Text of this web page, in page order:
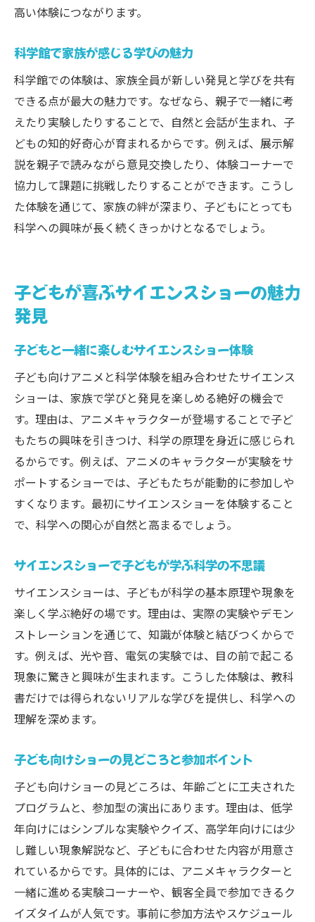
高い体験につながります。
科学館で家族が感じる学びの魅力
科学館での体験は、家族全員が新しい発見と学びを共有
できる点が最大の魅力です。なぜなら、親子で一緒に考
えたり実験したりすることで、自然と会話が生まれ、子
どもの知的好奇心が育まれるからです。例えば、展示解
説を親子で読みながら意見交換したり、体験コーナーで
協力して課題に挑戦したりすることができます。こうし
た体験を通じて、家族の絆が深まり、子どもにとっても
科学への興味が長く続くきっかけとなるでしょう。
子どもが喜ぶサイエンスショーの魅力
発見
子どもと一緒に楽しむサイエンスショー体験
子ども向けアニメと科学体験を組み合わせたサイエンス
ショーは、家族で学びと発見を楽しめる絶好の機会で
す。理由は、アニメキャラクターが登場することで子ど
もたちの興味を引きつけ、科学の原理を身近に感じられ
るからです。例えば、アニメのキャラクターが実験をサ
ポートするショーでは、子どもたちが能動的に参加しや
すくなります。最初にサイエンスショーを体験すること
で、科学への関心が自然と高まるでしょう。
サイエンスショーで子どもが学ぶ科学の不思議
サイエンスショーは、子どもが科学の基本原理や現象を
楽しく学ぶ絶好の場です。理由は、実際の実験やデモン
ストレーションを通じて、知識が体験と結びつくからで
す。例えば、光や音、電気の実験では、目の前で起こる
現象に驚きと興味が生まれます。こうした体験は、教科
書だけでは得られないリアルな学びを提供し、科学への
理解を深めます。
子ども向けショーの見どころと参加ポイント
子ども向けショーの見どころは、年齢ごとに工夫された
プログラムと、参加型の演出にあります。理由は、低学
年向けにはシンプルな実験やクイズ、高学年向けには少
し難しい現象解説など、子どもに合わせた内容が用意さ
れているからです。具体的には、アニメキャラクターと
一緒に進める実験コーナーや、観客全員で参加できるク
イズタイムが人気です。事前に参加方法やスケジュール